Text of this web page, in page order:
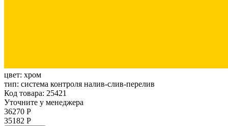
цвет: хром
тип: система контроля налив-слив-перелив
Код товара: 25421
Уточните у менеджера
36270 Р
35182 Р